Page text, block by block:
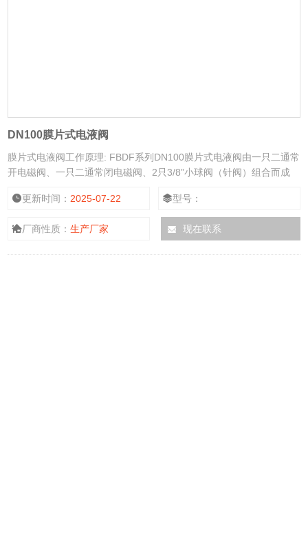
DN100膜片式电液阀
膜片式电液阀工作原理: FBDF系列DN100膜片式电液阀由一只二通常
开电磁阀、一只二通常闭电磁阀、2只3/8”小球阀（针阀）组合而成
阀装在被控制回路的下游管路上。
更新时间： 2025-07-22 型号：
厂商性质：生产厂家 现在联系